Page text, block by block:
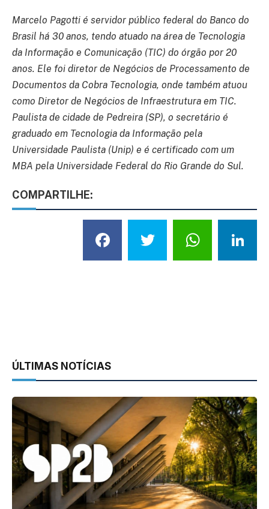
Marcelo Pagotti é servidor público federal do Banco do
Brasil há 30 anos, tendo atuado na área de Tecnologia
da Informação e Comunicação (TIC) do órgão por 20
anos. Ele foi diretor de Negócios de Processamento de
Documentos da Cobra Tecnologia, onde também atuou
como Diretor de Negócios de Infraestrutura em TIC.
Paulista de cidade de Pedreira (SP), o secretário é
graduado em Tecnologia da Informação pela
Universidade Paulista (Unip) e é certificado com um
MBA pela Universidade Federal do Rio Grande do Sul.
COMPARTILHE:
Facebook
Twitter
ÚLTIMAS NOTÍCIAS